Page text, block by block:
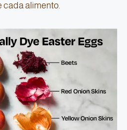
cada alimento.